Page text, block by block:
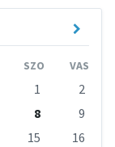
SZO VAS
1
2
8
9
15
16